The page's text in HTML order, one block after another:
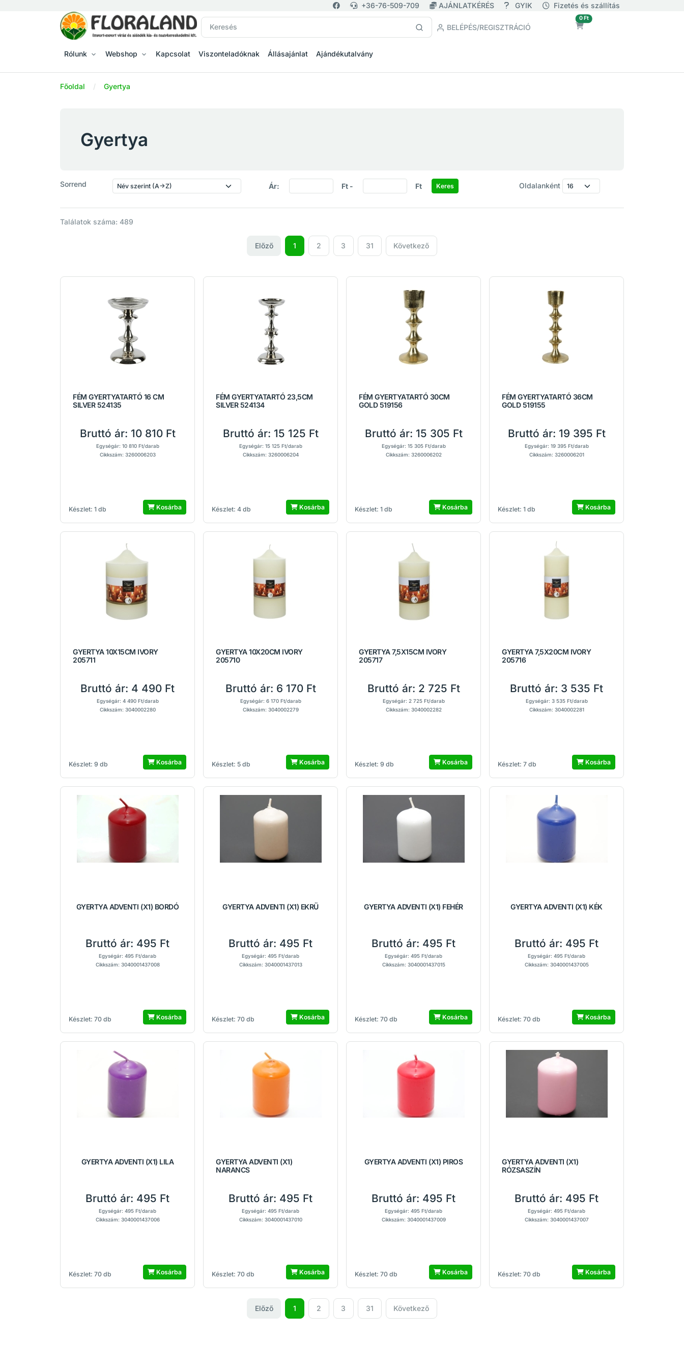
+36-76-509-709 AJÁNLATKÉRÉS GYIK Fizetés és szállítás
BELÉPÉS/REGISZTRÁCIÓ
0 Ftüres
Rólunk Webshop Kapcsolat Viszonteladóknak Állásajánlat Ajándékutalvány
Főoldal Gyertya
Gyertya
Sorrend Ár: Ft - Ft Oldalanként
Találatok száma: 489
Előző 1 2 3 31 Következő
FÉM GYERTYATARTÓ 16 CM
SILVER 524135
Készlet: 1 db
Bruttó ár: 10 810 Ft
Egységár: 10 810 Ft/darab
Cikkszám: 3260006203
Kosárba
FÉM GYERTYATARTÓ 23,5CM
SILVER 524134
Készlet: 4 db
Bruttó ár: 15 125 Ft
Egységár: 15 125 Ft/darab
Cikkszám: 3260006204
Kosárba
FÉM GYERTYATARTÓ 30CM
GOLD 519156
Készlet: 1 db
Bruttó ár: 15 305 Ft
Egységár: 15 305 Ft/darab
Cikkszám: 3260006202
Kosárba
FÉM GYERTYATARTÓ 36CM
GOLD 519155
Készlet: 1 db
Bruttó ár: 19 395 Ft
Egységár: 19 395 Ft/darab
Cikkszám: 3260006201
Kosárba
GYERTYA 10X15CM IVORY
205711
Készlet: 9 db
Bruttó ár: 4 490 Ft
Egységár: 4 490 Ft/darab
Cikkszám: 3040002280
Kosárba
GYERTYA 10X20CM IVORY
205710
Készlet: 5 db
Bruttó ár: 6 170 Ft
Egységár: 6 170 Ft/darab
Cikkszám: 3040002279
Kosárba
GYERTYA 7,5X15CM IVORY
205717
Készlet: 9 db
Bruttó ár: 2 725 Ft
Egységár: 2 725 Ft/darab
Cikkszám: 3040002282
Kosárba
GYERTYA 7,5X20CM IVORY
205716
Készlet: 7 db
Bruttó ár: 3 535 Ft
Egységár: 3 535 Ft/darab
Cikkszám: 3040002281
Kosárba
GYERTYA ADVENTI (X1) BORDÓ
Készlet: 70 db
Bruttó ár: 495 Ft
Egységár: 495 Ft/darab
Cikkszám: 3040001437008
Kosárba
GYERTYA ADVENTI (X1) EKRÜ
Készlet: 70 db
Bruttó ár: 495 Ft
Egységár: 495 Ft/darab
Cikkszám: 3040001437013
Kosárba
GYERTYA ADVENTI (X1) FEHÉR
Készlet: 70 db
Bruttó ár: 495 Ft
Egységár: 495 Ft/darab
Cikkszám: 3040001437015
Kosárba
GYERTYA ADVENTI (X1) KÉK
Készlet: 70 db
Bruttó ár: 495 Ft
Egységár: 495 Ft/darab
Cikkszám: 3040001437005
Kosárba
GYERTYA ADVENTI (X1) LILA
Készlet: 70 db
Bruttó ár: 495 Ft
Egységár: 495 Ft/darab
Cikkszám: 3040001437006
Kosárba
GYERTYA ADVENTI (X1)
NARANCS
Készlet: 70 db
Bruttó ár: 495 Ft
Egységár: 495 Ft/darab
Cikkszám: 3040001437010
Kosárba
GYERTYA ADVENTI (X1) PIROS
Készlet: 70 db
Bruttó ár: 495 Ft
Egységár: 495 Ft/darab
Cikkszám: 3040001437009
Kosárba
GYERTYA ADVENTI (X1)
RÓZSASZÍN
Készlet: 70 db
Bruttó ár: 495 Ft
Egységár: 495 Ft/darab
Cikkszám: 3040001437007
Kosárba
Előző 1 2 3 31 Következő